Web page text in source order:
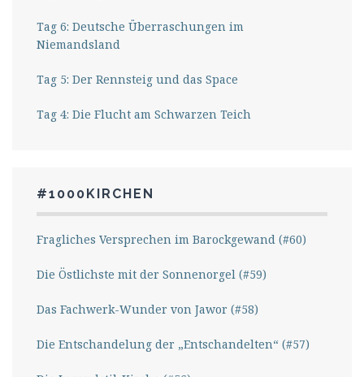
Tag 6: Deutsche Überraschungen im
Niemandsland
Tag 5: Der Rennsteig und das Space
Tag 4: Die Flucht am Schwarzen Teich
#1000KIRCHEN
Fragliches Versprechen im Barockgewand (#60)
Die Östlichste mit der Sonnenorgel (#59)
Das Fachwerk-Wunder von Jawor (#58)
Die Entschandelung der „Entschandelten“ (#57)